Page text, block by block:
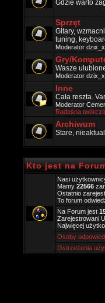
Gdzie warto
Sprzęt
Gitary,
tuning,
Moderator dzix_x
Gry/
Wasze
Moderator dzix_x
Inne
Cała reszta.
Moderator
Radosna
Archiwum
Stare,
Kto jest na
Nasi
Mamy 22566
Ostatnio
To forum
Na Forum jest
Zarejestrowani
Najwięcej
Osoby
Ostrzeżenia